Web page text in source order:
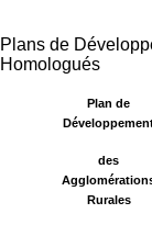
Plans de
Homologués
Plan de
des
Rurales